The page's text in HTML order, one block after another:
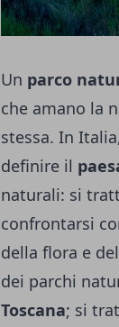
Un parco
che amano la
stessa. In
definire il
naturali: si
confrontarsi
della flora e
dei parchi
Toscana; si